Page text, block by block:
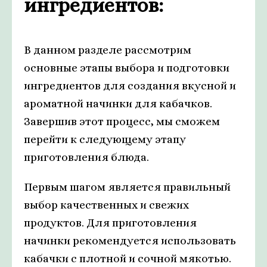
ингредиентов:
В данном разделе рассмотрим
основные этапы выбора и подготовки
ингредиентов для создания вкусной и
ароматной начинки для кабачков.
Завершив этот процесс, мы сможем
перейти к следующему этапу
приготовления блюда.
Первым шагом является правильный
выбор качественных и свежих
продуктов. Для приготовления
начинки рекомендуется использовать
кабачки с плотной и сочной мякотью.